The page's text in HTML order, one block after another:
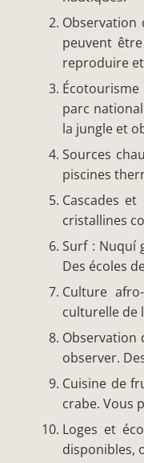
Observation
peuvent
reproduire
parc
la jungle et
Sources
piscines
Cascades
cristallines
Surf : Nuquí
Des écoles
Culture
culturelle de
Observation
observer.
Cuisine de
crabe. Vous
Loges et
disponibles,